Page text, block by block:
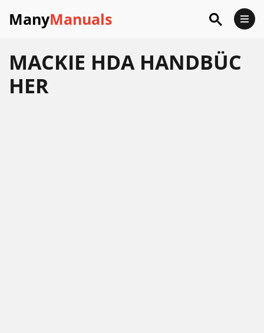
ManyManuals
MACKIE HDA HANDBÜC
HER